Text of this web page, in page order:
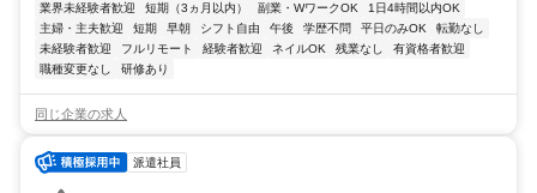
業界未経験者歓迎 短期（3ヵ月以内） 副業・WワークOK
1日4時間以内OK
主婦・主夫歓迎
短期 早朝 シフト自由 午後 学歴不問 平日のみOK
転勤なし
未経験者歓迎
フルリモート 経験者歓迎 ネイルOK 残業なし
有資格者歓迎
職種変更なし
研修あり
同じ企業の求人
派遣社員